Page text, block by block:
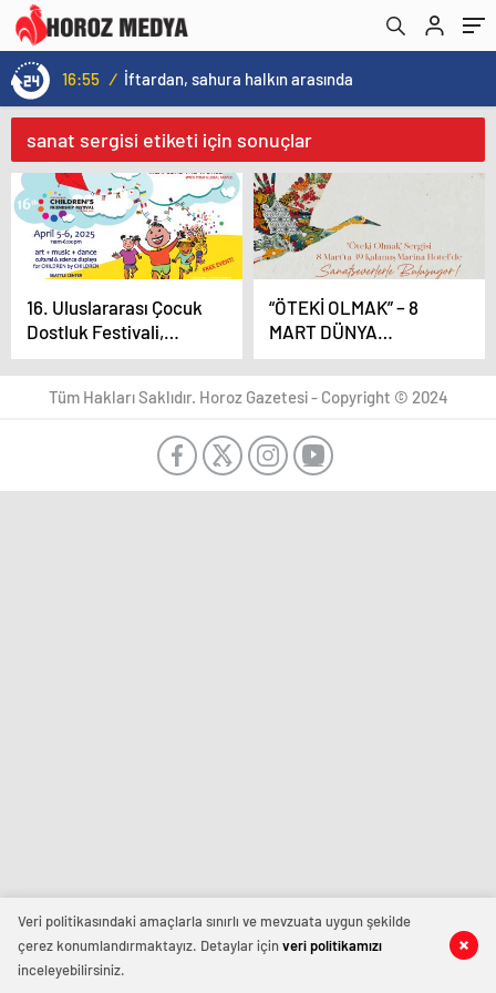
16:55 / İftardan, sahura halkın arasında
sanat sergisi etiketi için sonuçlar
16. Uluslararası Çocuk
Dostluk Festivali,
2025’te Seattle’ı
Büyüleyecek
“ÖTEKİ OLMAK” – 8
MART DÜNYA
KADINLAR GÜNÜ
KARMASI SERGİSİ
Tüm Hakları Saklıdır. Horoz Gazetesi - Copyright © 2024
Veri politikasındaki amaçlarla sınırlı ve mevzuata uygun şekilde
çerez konumlandırmaktayız. Detaylar içinveri politikamızı
inceleyebilirsiniz.